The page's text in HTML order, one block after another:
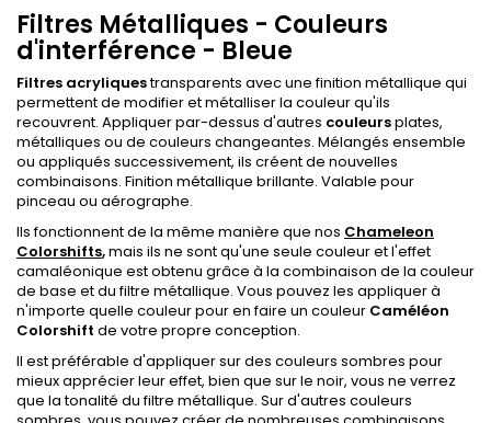
Filtres Métalliques - Couleurs
d'interférence - Bleue
Filtres acryliquestransparents avec une finition métallique qui
permettent de modifier et métalliser la couleur qu'ils
recouvrent. Appliquer par-dessus d'autres couleursplates,
métalliques ou de couleurs changeantes. Mélangés ensemble
ou appliqués successivement, ils créent de nouvelles
combinaisons. Finition métallique brillante. Valable pour
pinceau ou aérographe.
Ils fonctionnent de la même manière que nos Chameleon
Colorshifts,mais ils ne sont qu'une seule couleur et l'effet
camaléonique est obtenu grâce à la combinaison de la couleur
de base et du filtre métallique. Vous pouvez les appliquer à
n'importe quelle couleur pour en faire un couleur Caméléon
Colorshift de votre propre conception.
Il est préférable d'appliquer sur des couleurs sombres pour
mieux apprécier leur effet, bien que sur le noir, vous ne verrez
que la tonalité du filtre métallique. Sur d'autres couleurs